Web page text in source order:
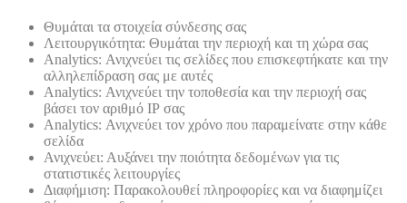
Θυμάται τα στοιχεία σύνδεσης σας
Λειτουργικότητα: Θυμάται την περιοχή και τη χώρα σας
Analytics: Ανιχνεύει τις σελίδες που επισκεφτήκατε και την
αλληλεπίδραση σας με αυτές
Analytics: Ανιχνεύει την τοποθεσία και την περιοχή σας
βάσει τον αριθμό ΙΡ σας
Analytics: Ανιχνεύει τον χρόνο που παραμείνατε στην κάθε
σελίδα
Ανιχνεύει: Αυξάνει την ποιότητα δεδομένων για τις
στατιστικές λειτουργίες
Διαφήμιση: Παρακολουθεί πληροφορίες και να διαφημίζει